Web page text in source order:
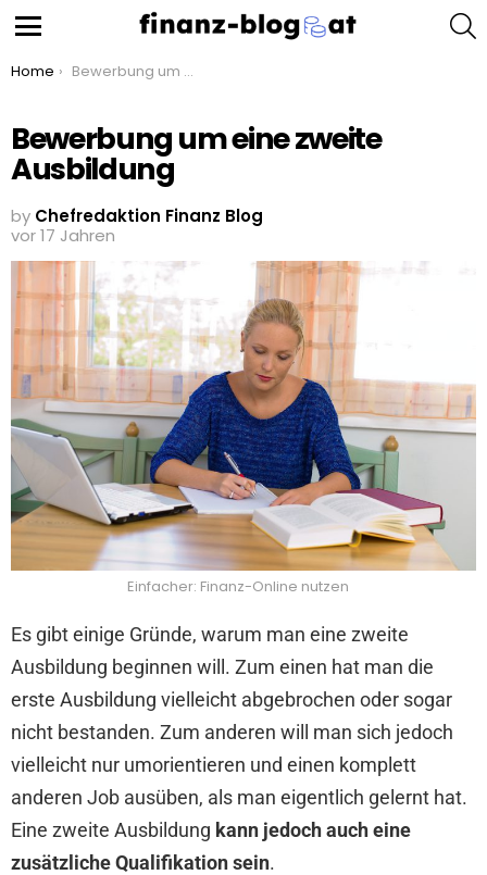
You are here:
Home Bewerbung um eine zweite Ausbildung
Bewerbung um eine zweite
Ausbildung
by Chefredaktion Finanz Blog
vor 17 Jahren
Einfacher: Finanz-Online nutzen
Es gibt einige Gründe, warum man eine zweite
Ausbildung beginnen will. Zum einen hat man die
erste Ausbildung vielleicht abgebrochen oder sogar
nicht bestanden. Zum anderen will man sich jedoch
vielleicht nur umorientieren und einen komplett
anderen Job ausüben, als man eigentlich gelernt hat.
Eine zweite Ausbildung kann jedoch auch eine
zusätzliche Qualifikation sein.